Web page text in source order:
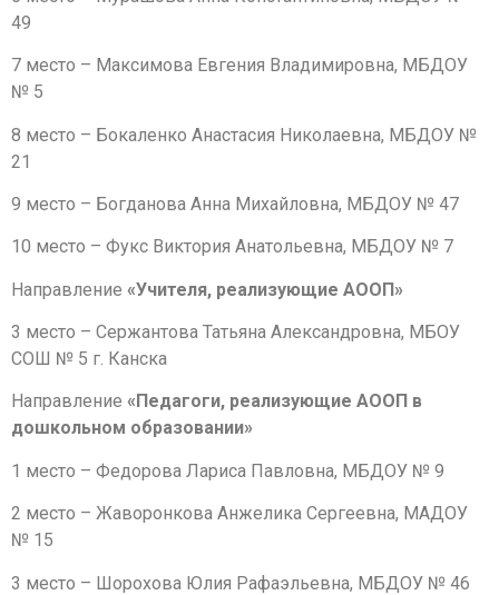
49
7 место – Максимова Евгения Владимировна, МБДОУ
№ 5
8 место – Бокаленко Анастасия Николаевна, МБДОУ №
21
9 место – Богданова Анна Михайловна, МБДОУ № 47
10 место – Фукс Виктория Анатольевна, МБДОУ № 7
Направление «Учителя, реализующие АООП»
3 место – Сержантова Татьяна Александровна, МБОУ
СОШ № 5 г. Канска
Направление «Педагоги, реализующие АООП в
дошкольном образовании»
1 место – Федорова Лариса Павловна, МБДОУ № 9
2 место – Жаворонкова Анжелика Сергеевна, МАДОУ
№ 15
3 место – Шорохова Юлия Рафаэльевна, МБДОУ № 46